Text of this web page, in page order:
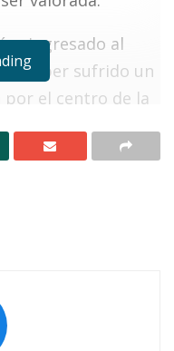
ingresado al
haber sufrido un
por el centro de la
metros del